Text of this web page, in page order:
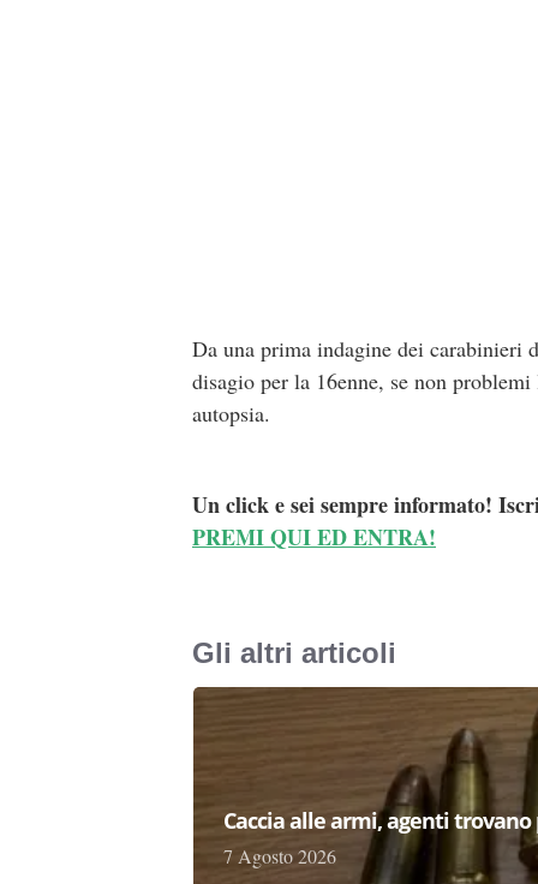
Da una prima indagine dei carabinieri
disagio per la 16enne, se non
autopsia.
Un click e sei sempre informato!
PREMI QUI ED ENTRA!
Gli altri articoli
Caccia alle armi, agenti
7 Agosto 2026